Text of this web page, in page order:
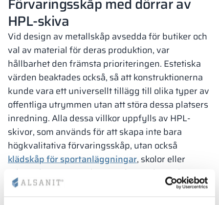
HPL-skiva
Vid design av metallskåp avsedda för butiker och
val av material för deras produktion, var
hållbarhet den främsta prioriteringen. Estetiska
värden beaktades också, så att konstruktionerna
kunde vara ett universellt tillägg till olika typer av
offentliga utrymmen utan att störa dessa platsers
inredning. Alla dessa villkor uppfylls av HPL-
skivor, som används för att skapa inte bara
högkvalitativa förvaringsskåp, utan också
klädskåp för sportanläggningar, skolor eller
arbetsplatser. Var och en av dessa platser kräver
nämligen högkvalitativa möbler som fungerar väl